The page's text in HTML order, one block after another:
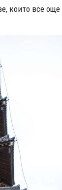
които все още